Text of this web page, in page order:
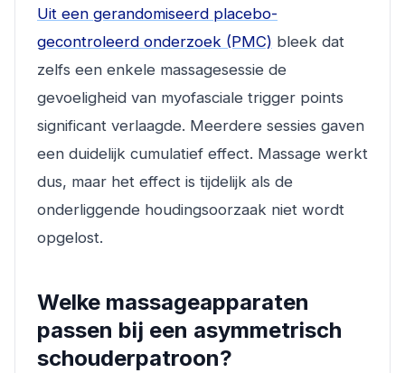
Uit een gerandomiseerd placebo-
gecontroleerd onderzoek (PMC) bleek dat
zelfs een enkele massagesessie de
gevoeligheid van myofasciale trigger points
significant verlaagde. Meerdere sessies gaven
een duidelijk cumulatief effect. Massage werkt
dus, maar het effect is tijdelijk als de
onderliggende houdingsoorzaak niet wordt
opgelost.
Welke massageapparaten
passen bij een asymmetrisch
schouderpatroon?